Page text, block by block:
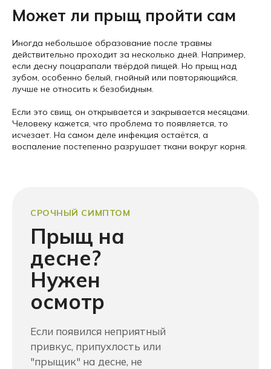
Может ли прыщ пройти сам
Иногда небольшое образование после травмы
действительно проходит за несколько дней. Например,
если десну поцарапали твёрдой пищей. Но прыщ над
зубом, особенно белый, гнойный или повторяющийся,
лучше не относить к безобидным.
Если это свищ, он открывается и закрывается месяцами.
Человеку кажется, что проблема то появляется, то
исчезает. На самом деле инфекция остаётся, а
воспаление постепенно разрушает ткани вокруг корня.
СРОЧНЫЙ СИМПТОМ
Прыщ на
десне?
Нужен
осмотр
Если появился неприятный
привкус, припухлость или
"прыщик" на десне, не